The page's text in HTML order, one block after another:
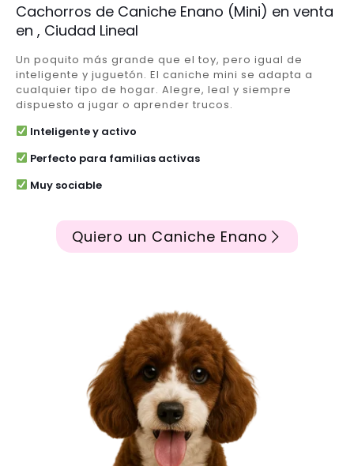
Cachorros de Caniche Enano (Mini) en venta
en , Ciudad Lineal
Un poquito más grande que el toy, pero igual de
inteligente y juguetón. El caniche mini se adapta a
cualquier tipo de hogar. Alegre, leal y siempre
dispuesto a jugar o aprender trucos.
Inteligente y activo
Perfecto para familias activas
Muy sociable
Quiero un Caniche Enano